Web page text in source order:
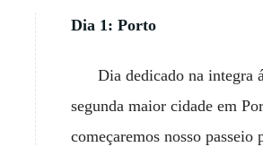
Dia 1: Porto
Dia dedicado na integra
segunda maior cidade em
começaremos nosso passeio